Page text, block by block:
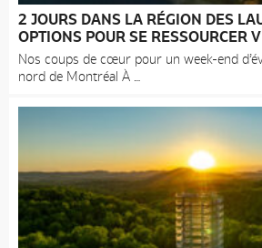
2 JOURS DANS LA RÉGION DES
OPTIONS POUR SE RESSOURCER
Nos coups de cœur pour un week-end
nord de Montréal À